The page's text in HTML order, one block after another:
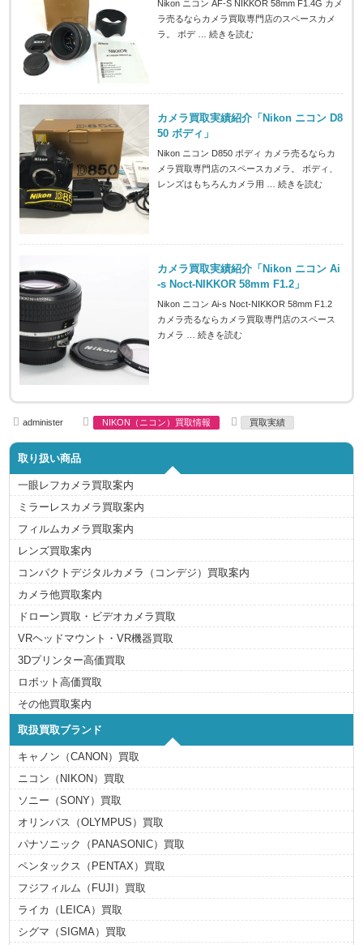
Nikon ニコン AF-S NIKKOR 58mm F1.4G カメ
ラ売るならカメラ買取専門店のスペースカメ
ラ。 ボデ …続きを読む
カメラ買取実績紹介「Nikon ニコン D8
50 ボディ」
Nikon ニコン D850 ボディ カメラ売るならカ
メラ買取専門店のスペースカメラ。 ボディ、
レンズはもちろんカメラ用 …続きを読む
カメラ買取実績紹介「Nikon ニコン Ai
-s Noct-NIKKOR 58mm F1.2」
Nikon ニコン Ai-s Noct-NIKKOR 58mm F1.2
カメラ売るならカメラ買取専門店のスペース
カメラ …続きを読む
A
u
t
o
administer
C
a
t
r
i
e
s
NIKON（ニコン）買取情報
T
a
g
買取実績
取り扱い商品
一眼レフカメラ買取案内
ミラーレスカメラ買取案内
フィルムカメラ買取案内
レンズ買取案内
コンパクトデジタルカメラ（コンデジ）買取案内
カメラ他買取案内
ドローン買取・ビデオカメラ買取
VRヘッドマウント・VR機器買取
3Dプリンター高価買取
ロボット高価買取
その他買取案内
取扱買取ブランド
キャノン（CANON）買取
ニコン（NIKON）買取
ソニー（SONY）買取
オリンパス（OLYMPUS）買取
パナソニック（PANASONIC）買取
ペンタックス（PENTAX）買取
フジフィルム（FUJI）買取
ライカ（LEICA）買取
シグマ（SIGMA）買取